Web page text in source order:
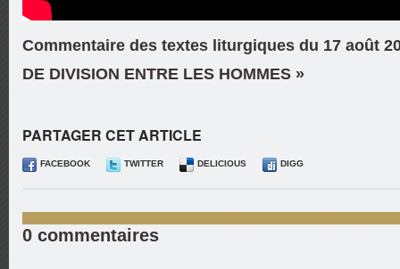
Commentaire des textes liturgiques du 17 août
DE DIVISION ENTRE LES HOMMES »
PARTAGER CET ARTICLE
FACEBOOK TWITTER DELICIOUS DIGG
0 commentaires